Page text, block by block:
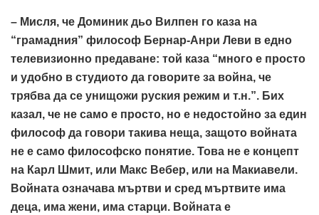
– Мисля, че Доминик дьо Вилпен го каза на
“грамадния” философ Бернар-Анри Леви в едно
телевизионно предаване: той каза “много е просто
и удобно в студиото да говорите за война, че
трябва да се унищожи руския режим и т.н.”. Бих
казал, че не само е просто, но е недостойно за един
философ да говори такива неща, защото войната
не е само философско понятие. Това не е концепт
на Карл Шмит, или Макс Вебер, или на Макиавели.
Войната означава мъртви и сред мъртвите има
деца, има жени, има старци. Войната е